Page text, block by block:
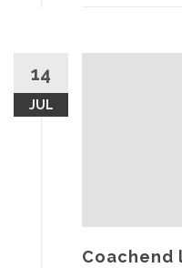
14
JUL
Coachend